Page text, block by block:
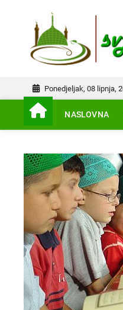
Ponedjeljak, 08 lipnja,
NASLOVNA